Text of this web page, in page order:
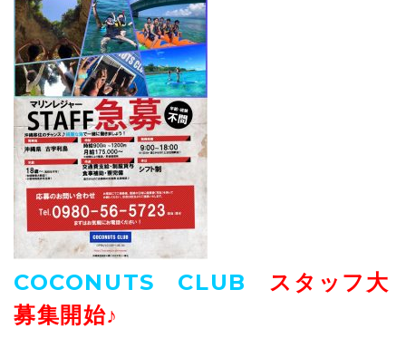
COCONUTS CLUB スタッフ大
募集開始♪